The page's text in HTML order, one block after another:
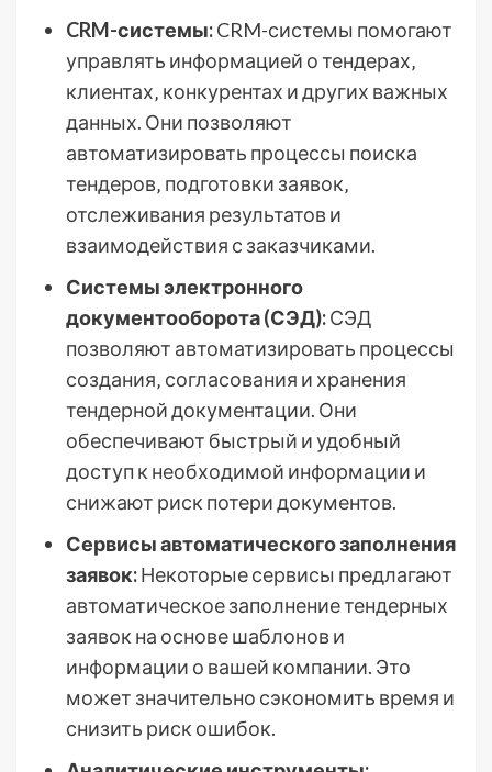
CRM-системы:CRM-системы помогают
управлять информацией о тендерах‚
клиентах‚ конкурентах и других важных
данных. Они позволяют
автоматизировать процессы поиска
тендеров‚ подготовки заявок‚
отслеживания результатов и
взаимодействия с заказчиками.
Системы электронного
документооборота (СЭД):СЭД
позволяют автоматизировать процессы
создания‚ согласования и хранения
тендерной документации. Они
обеспечивают быстрый и удобный
доступ к необходимой информации и
снижают риск потери документов.
Сервисы автоматического заполнения
заявок:Некоторые сервисы предлагают
автоматическое заполнение тендерных
заявок на основе шаблонов и
информации о вашей компании. Это
может значительно сэкономить время и
снизить риск ошибок.